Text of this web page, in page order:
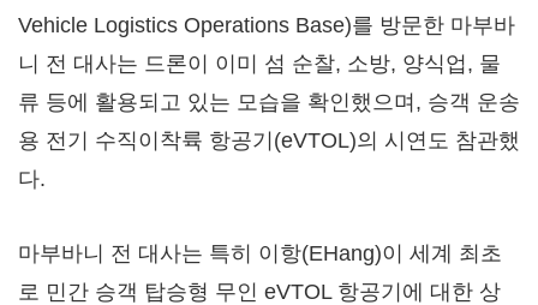
Vehicle Logistics Operations Base)를 방문한 마부바
니 전 대사는 드론이 이미 섬 순찰, 소방, 양식업, 물
류 등에 활용되고 있는 모습을 확인했으며, 승객 운송
용 전기 수직이착륙 항공기(eVTOL)의 시연도 참관했
다.
마부바니 전 대사는 특히 이항(EHang)이 세계 최초
로 민간 승객 탑승형 무인 eVTOL 항공기에 대한 상